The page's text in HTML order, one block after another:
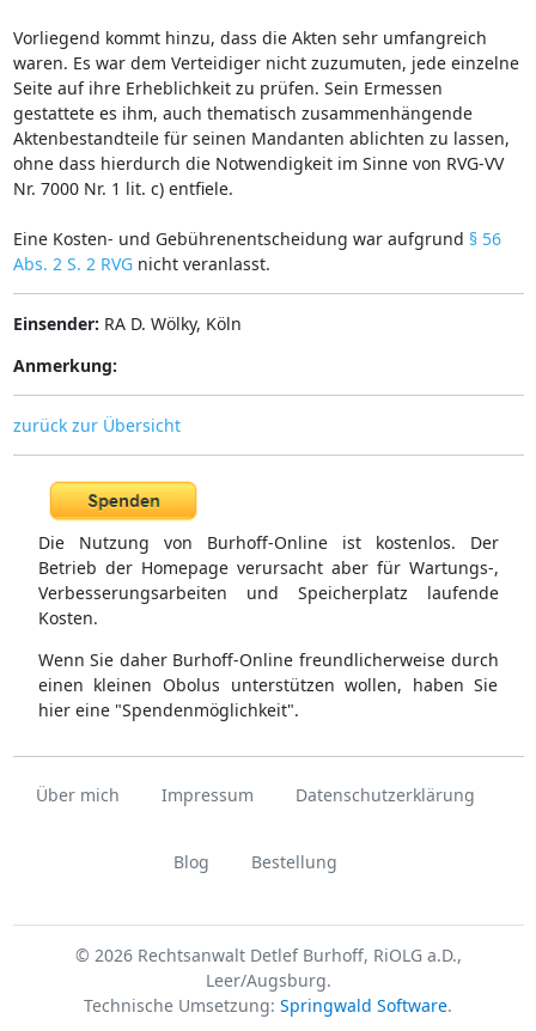
Vorliegend kommt hinzu, dass die Akten sehr umfangreich
waren. Es war dem Verteidiger nicht zuzumuten, jede einzelne
Seite auf ihre Erheblichkeit zu prüfen. Sein Ermessen
gestattete es ihm, auch thematisch zusammenhängende
Aktenbestandteile für seinen Mandanten ablichten zu lassen,
ohne dass hierdurch die Notwendigkeit im Sinne von RVG-VV
Nr. 7000 Nr. 1 lit. c) entfiele.
Eine Kosten- und Gebührenentscheidung war aufgrund § 56
Abs. 2 S. 2 RVGnicht veranlasst.
Einsender: RA D. Wölky, Köln
Anmerkung:
zurück zur Übersicht
Die Nutzung von Burhoff-Online ist kostenlos. Der
Betrieb der Homepage verursacht aber für Wartungs-,
Verbesserungsarbeiten und Speicherplatz laufende
Kosten.
Wenn Sie daher Burhoff-Online freundlicherweise durch
einen kleinen Obolus unterstützen wollen, haben Sie
hier eine "Spendenmöglichkeit".
Über mich Impressum Datenschutzerklärung
Blog Bestellung
© 2026 Rechtsanwalt Detlef Burhoff, RiOLG a.D.,
Leer/Augsburg.
Technische Umsetzung: Springwald Software.